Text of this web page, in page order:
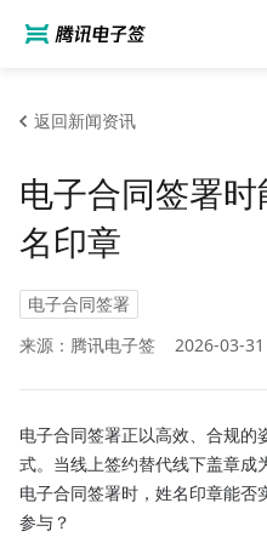
返回新闻资讯
电子合同签署
名印章
电子合同签署
来源：腾讯电子签
2026-03-
电子合同签署正以高效、合规
式。当线上签约替代线下盖章成
电子合同签署时，姓名印章能否
参与？